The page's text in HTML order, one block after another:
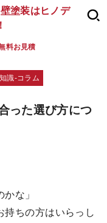
料お見積
識‐コラム
った選び方につ
な」
持ちの方はいらっし